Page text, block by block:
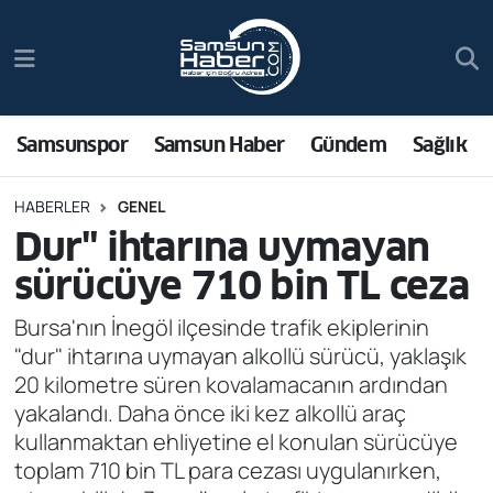
Samsunspor Samsun Haber Gündem Sağlık
HABERLER GENEL
Dur" ihtarına uymayan
sürücüye 710 bin TL ceza
Bursa'nın İnegöl ilçesinde trafik ekiplerinin
"dur" ihtarına uymayan alkollü sürücü, yaklaşık
20 kilometre süren kovalamacanın ardından
yakalandı. Daha önce iki kez alkollü araç
kullanmaktan ehliyetine el konulan sürücüye
toplam 710 bin TL para cezası uygulanırken,
Samsun Haber
Sağlık
Asayiş
Bilim ve Teknoloji
Bölge
Dünya
Ekonomi
Trafik Durumu
Süper Lig Puan Durumu ve Fikstür
Tüm Manşetler
Son Dakika Haberleri
Haber Arşivi